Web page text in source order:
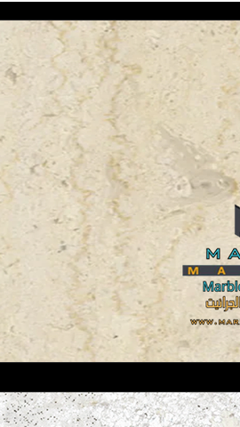
بني جرانيت أبيض
| رخام بيج | رخام
–
رخام بيج، رخام مصري، وتصنيع وتصدير
هو أحد أرقى وأجمل المواد الطبيعية
1 يناير 2025